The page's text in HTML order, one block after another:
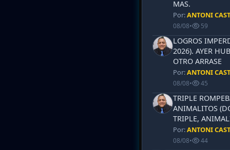
MAS.
Por:ANTONI
08/08• 59
LOGROS
2026). AYER
OTRO ARRASE
Por:ANTONI
08/08• 45
TRIPLE
ANIMALITOS
TRIPLE,
Por:ANTONI
08/08• 44